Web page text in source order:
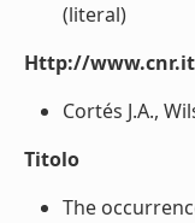
(literal)
Http://
Cortés J.A.,
Titolo
The